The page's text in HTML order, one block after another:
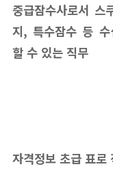
중급잠수사로서 스
지, 특수잠수 등
할 수 있는 직무
자격정보 초급 표로